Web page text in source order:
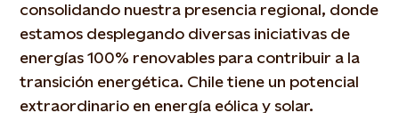
consolidando nuestra presencia regional, donde
estamos desplegando diversas iniciativas de
energías 100% renovables para contribuir a la
transición energética. Chile tiene un potencial
extraordinario en energía eólica y solar.